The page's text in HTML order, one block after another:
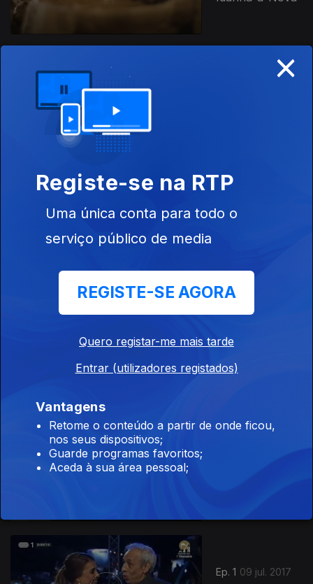
06 ago. 2017
Branda da
Azenhas do
Mar - Sintra
Ep. 1 09 jul. 2017
297698
×
Registe-se na RTP
Uma única conta para todo o
serviço público de media
REGISTE-SE AGORA
Quero registar-me mais tarde
Entrar (utilizadores registados)
Vantagens
Retome o conteúdo a partir de onde ficou,
nos seus dispositivos;
Guarde programas favoritos;
Aceda à sua área pessoal;